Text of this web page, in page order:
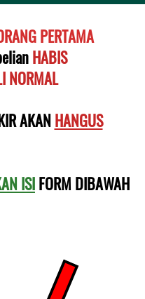
PERTAMA
HABIS
NORMAL
AKAN HANGUS
ISI FORM DIBAWAH